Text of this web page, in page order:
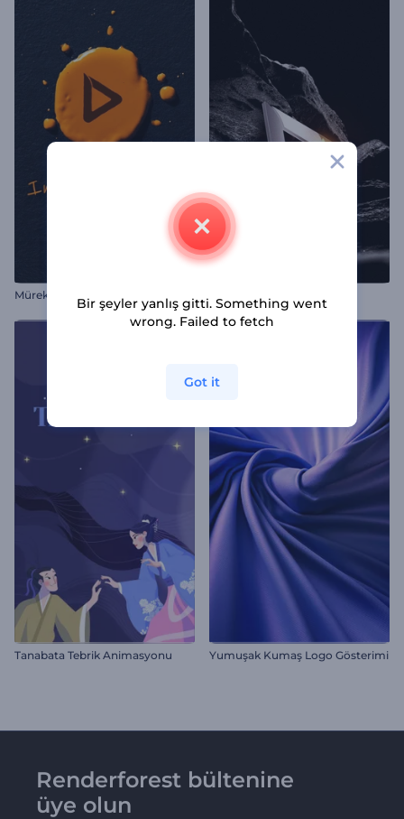
Mürekkep Sıçraması Logo Tanıtımı Kaya Tabanlı Alevli İntro
Tanabata Tebrik Animasyonu Yumuşak Kumaş Logo Gösterimi
Renderforest bültenine
üye olun
Bir şeyler yanlış gitti. Something went
wrong. Failed to fetch
Got it